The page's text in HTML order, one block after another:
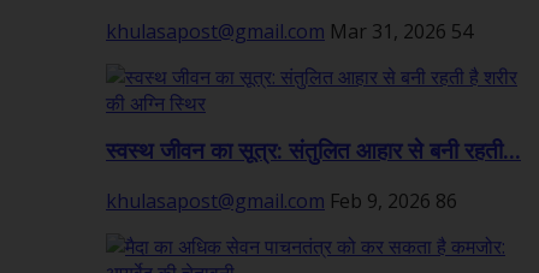
khulasapost@gmail.com Mar 31, 2026 54
स्वस्थ जीवन का सूत्र: संतुलित आहार से बनी रहती...
khulasapost@gmail.com Feb 9, 2026 86